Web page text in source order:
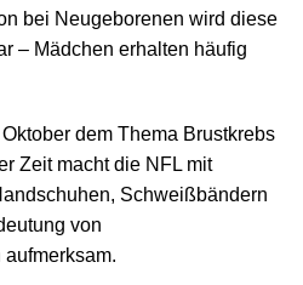
bei Neugeborenen wird diese
– Mädchen erhalten häufig
dem Thema Brustkrebs
Zeit macht die NFL mit
Schweißbändern
von